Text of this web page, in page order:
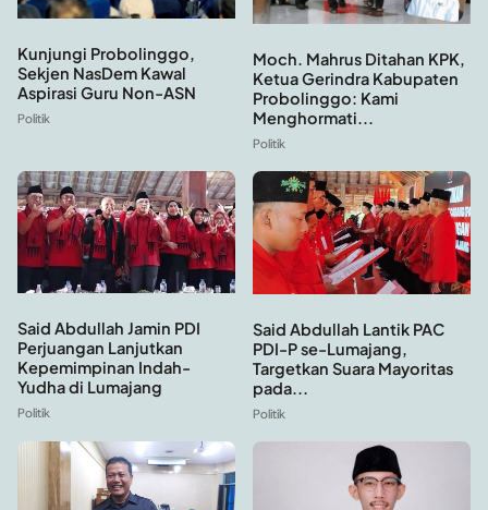
Kunjungi Probolinggo,
Sekjen NasDem Kawal
Aspirasi Guru Non-ASN
Politik
Moch. Mahrus Ditahan KPK,
Ketua Gerindra Kabupaten
Probolinggo: Kami
Menghormati...
Politik
Said Abdullah Jamin PDI
Perjuangan Lanjutkan
Kepemimpinan Indah-
Yudha di Lumajang
Politik
Said Abdullah Lantik PAC
PDI-P se-Lumajang,
Targetkan Suara Mayoritas
pada...
Politik